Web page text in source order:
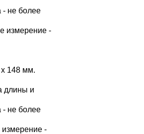
- не более
измерение -
148 мм.
длины и
- не более
-